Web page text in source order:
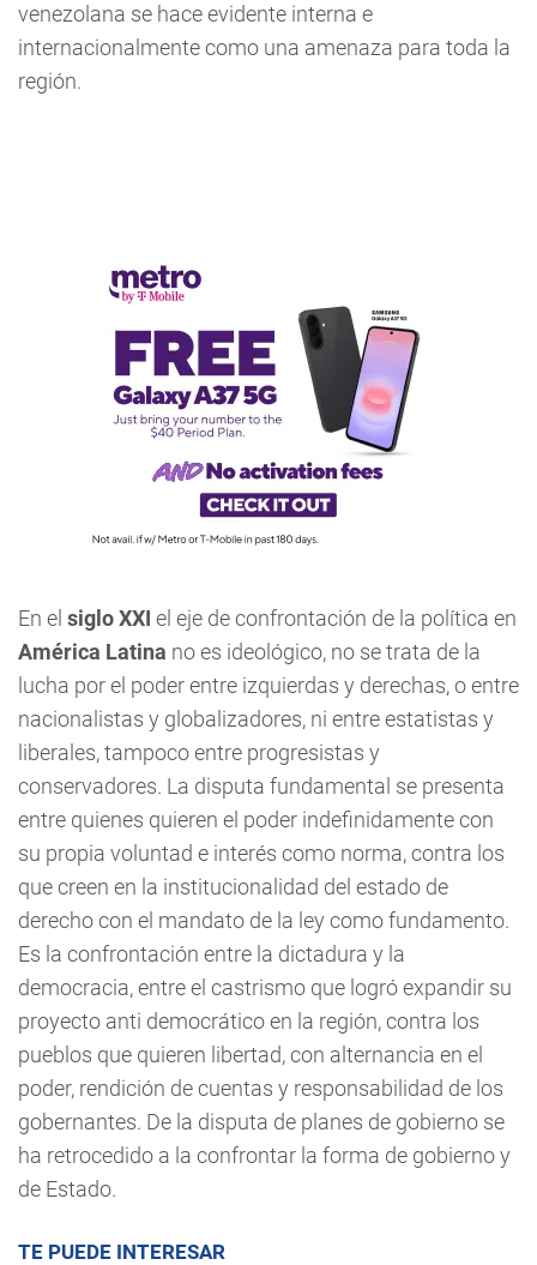
venezolana se hace evidente interna e
internacionalmente como una amenaza para toda la
región.
En el siglo XXI el eje de confrontación de la política en
América Latina no es ideológico, no se trata de la
lucha por el poder entre izquierdas y derechas, o entre
nacionalistas y globalizadores, ni entre estatistas y
liberales, tampoco entre progresistas y
conservadores. La disputa fundamental se presenta
entre quienes quieren el poder indefinidamente con
su propia voluntad e interés como norma, contra los
que creen en la institucionalidad del estado de
derecho con el mandato de la ley como fundamento.
Es la confrontación entre la dictadura y la
democracia, entre el castrismo que logró expandir su
proyecto anti democrático en la región, contra los
pueblos que quieren libertad, con alternancia en el
poder, rendición de cuentas y responsabilidad de los
gobernantes. De la disputa de planes de gobierno se
ha retrocedido a la confrontar la forma de gobierno y
de Estado.
TE PUEDE INTERESAR